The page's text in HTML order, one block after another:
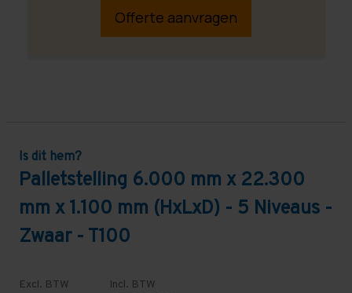
Offerte aanvragen
Is dit hem?
Palletstelling 6.000 mm x 22.300
mm x 1.100 mm (HxLxD) - 5 Niveaus -
Zwaar - T100
Excl. BTW Incl. BTW